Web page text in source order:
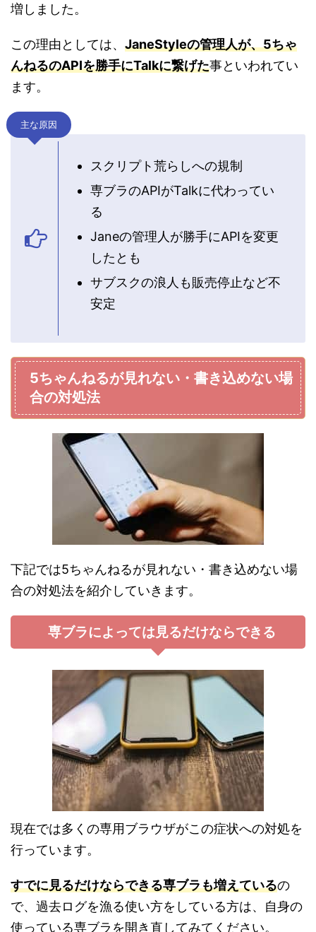
増しました。
この理由としては、 JaneStyleの管理人が、5ちゃ
んねるのAPIを勝手にTalkに繋げた事といわれてい
ます。
主な原因
スクリプト荒らしへの規制
専ブラのAPIがTalkに代わってい
る
Janeの管理人が勝手にAPIを変更
したとも
サブスクの浪人も販売停止など不
安定
5ちゃんねるが見れない・書き込めない場
合の対処法
下記では5ちゃんねるが見れない・書き込めない場
合の対処法を紹介していきます。
専ブラによっては見るだけならできる
現在では多くの専用ブラウザがこの症状への対処を
行っています。
すでに見るだけならできる専ブラも増えているの
で、過去ログを漁る使い方をしている方は、自身の
使っている専ブラを開き直してみてください。